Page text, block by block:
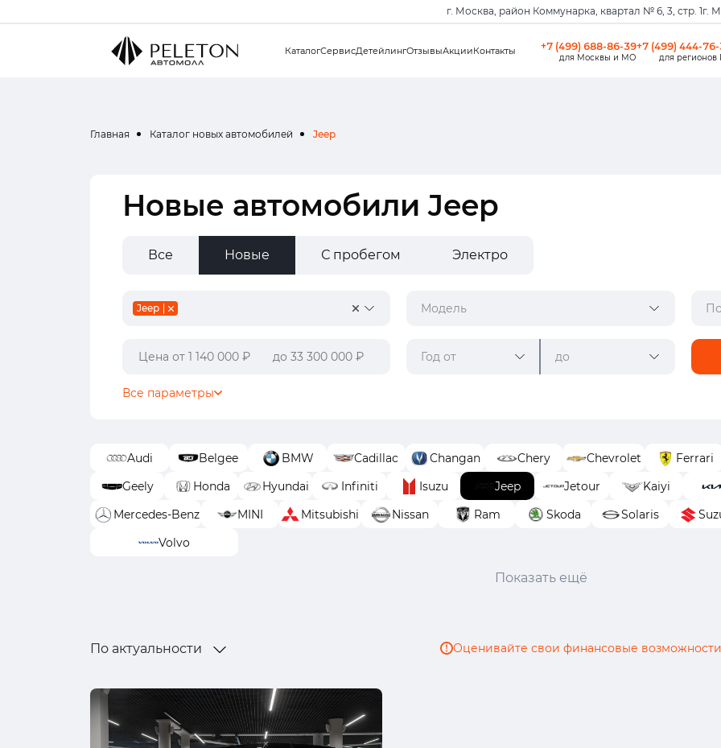
г. Москва, район Коммунарка, квартал № 6, 3, стр. 1г.
КаталогСервисДетейлингОтзывыАкцииКонтакты +7 (499) 688-86-39
для Москвы и МО
+7 (499) 444-
для регионов
Главная Каталог новых автомобилей Jeep
Новые автомобили Jeep
Все Новые С пробегом Электро
Jeep Модель
Год от до
Все параметры
Audi Belgee BMW Cadillac Changan Chery Chevrolet Ferrari
Geely
Honda Hyundai Infiniti Isuzu Jeep Jetour Kaiyi
Mercedes-Benz
MINI Mitsubishi Nissan Ram Skoda Solaris
Volvo
Показать ещё
По актуальности Оценивайте свои финансовые